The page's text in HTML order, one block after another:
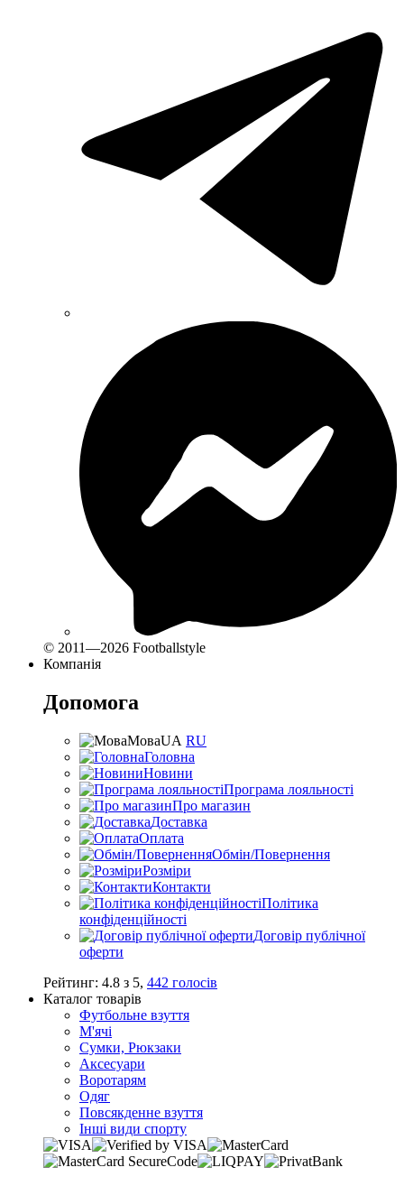
© 2011—2026 Footballstyle
Компанія
Допомога
МоваUA RU
Головна
Новини
Програма лояльності
Про магазин
Доставка
Оплата
Обмін/Повернення
Розміри
Контакти
Політика
конфіденційності
Договір публічної
оферти
Рейтинг: 4.8 з 5, 442 голосів
Каталог товарів
Футбольне взуття
М'ячі
Сумки, Рюкзаки
Аксесуари
Воротарям
Одяг
Повсякденне взуття
Інші види спорту